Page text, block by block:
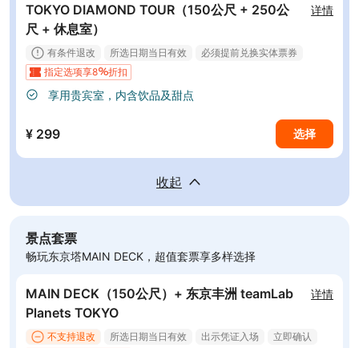
TOKYO DIAMOND TOUR（150公尺 + 250公
尺 + 休息室）
详情
有条件退改 所选日期当日有效
必须提前兑换实体票券
立即确认
指定选项享8 折扣
享用贵宾室，内含饮品及甜点
¥ 299 选择
收起
景点套票
畅玩东京塔MAIN DECK，超值套票享多样选择
MAIN DECK（150公尺）+ 东京丰洲 teamLab
Planets TOKYO
详情
不支持退改 所选日期当日有效 出示凭证入场
立即确认